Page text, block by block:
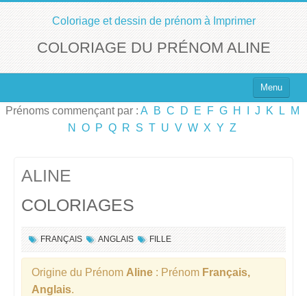
Coloriage et dessin de prénom à Imprimer
COLORIAGE DU PRÉNOM ALINE
Menu
Top 100 des Prénoms
Prénoms commençant par : A B C D E F G H J K L
M
N
O P Q R S T U V W X Y Z
ALINE
COLORIAGES
FRANÇAIS ANGLAIS FILLE
Origine du Prénom Aline : Prénom Français,
Anglais.